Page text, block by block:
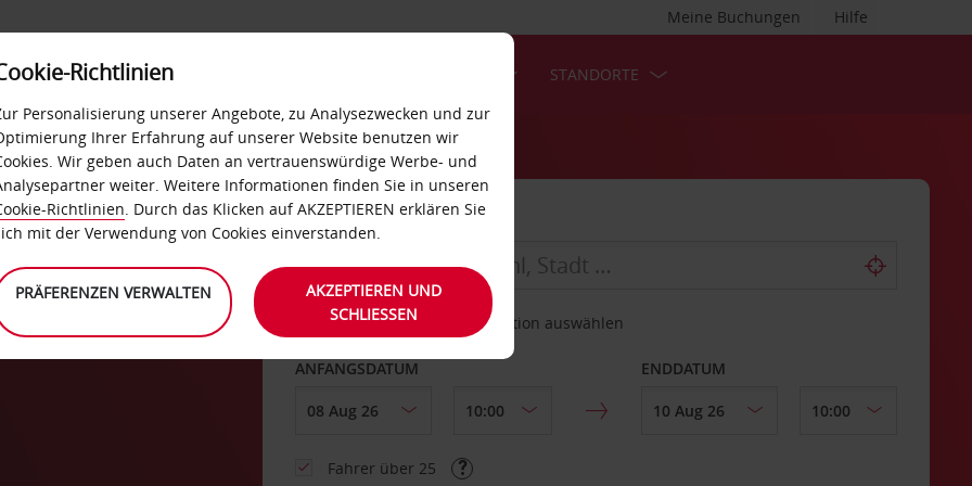
Hilfe
Meine Buchungen
LOYALTY SELF-SERVICES STANDORTE
ABHOLEN VON
Eine andere Rückgabestation auswählen
ANFANGSDATUM ENDDATUM
Fahrer über 25
Richtlinien
Personalisierung unserer Angebote, zu Analysezwecken und zur
Ihrer Erfahrung auf unserer Website benutzen wir
Wir geben auch Daten an vertrauenswürdige Werbe- und
weiter. Weitere Informationen finden Sie in unseren
Richtlinien. Durch das Klicken auf AKZEPTIEREN erklären Sie
mit der Verwendung von Cookies einverstanden.
PRÄFERENZEN VERWALTEN
AKZEPTIEREN UND
SCHLIESSEN